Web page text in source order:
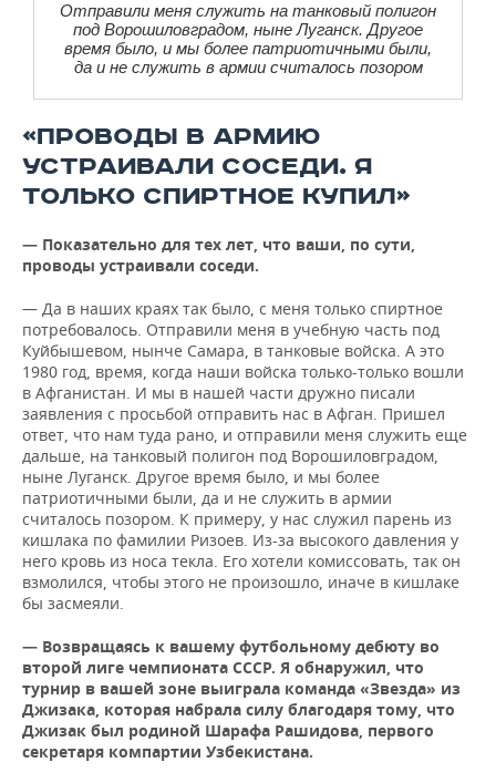
Отправили меня служить на танковый полигон
под Ворошиловградом, ныне Луганск. Другое
время было, и мы более патриотичными были,
да и не служить в армии считалось позором
«ПРОВОДЫ В АРМИЮ
УСТРАИВАЛИ СОСЕДИ. Я
ТОЛЬКО СПИРТНОЕ КУПИЛ»
— Показательно для тех лет, что ваши, по сути,
проводы устраивали соседи.
— Да в наших краях так было, с меня только спиртное
потребовалось. Отправили меня в учебную часть под
Куйбышевом, нынче Самара, в танковые войска. А это
1980 год, время, когда наши войска только-только вошли
в Афганистан. И мы в нашей части дружно писали
заявления с просьбой отправить нас в Афган. Пришел
ответ, что нам туда рано, и отправили меня служить еще
дальше, на танковый полигон под Ворошиловградом,
ныне Луганск. Другое время было, и мы более
патриотичными были, да и не служить в армии
считалось позором. К примеру, у нас служил парень из
кишлака по фамилии Ризоев. Из-за высокого давления у
него кровь из носа текла. Его хотели комиссовать, так он
взмолился, чтобы этого не произошло, иначе в кишлаке
бы засмеяли.
— Возвращаясь к вашему футбольному дебюту во
второй лиге чемпионата СССР. Я обнаружил, что
турнир в вашей зоне выиграла команда «Звезда» из
Джизака, которая набрала силу благодаря тому, что
Джизак был родиной Шарафа Рашидова, первого
секретаря компартии Узбекистана.